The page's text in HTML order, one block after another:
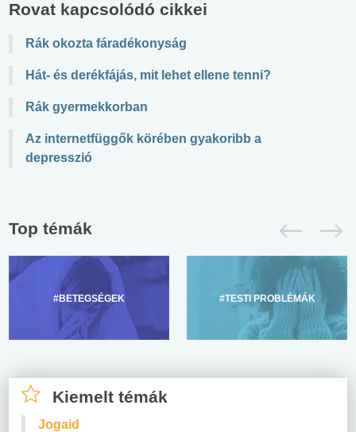
Rovat kapcsolódó cikkei
Rák okozta fáradékonyság
Hát- és derékfájás, mit lehet ellene tenni?
Rák gyermekkorban
Az internetfüggők körében gyakoribb a
depresszió
Top témák
#BETEGSÉGEK #TESTI PROBLÉMÁK
Kiemelt témák
Jogaid